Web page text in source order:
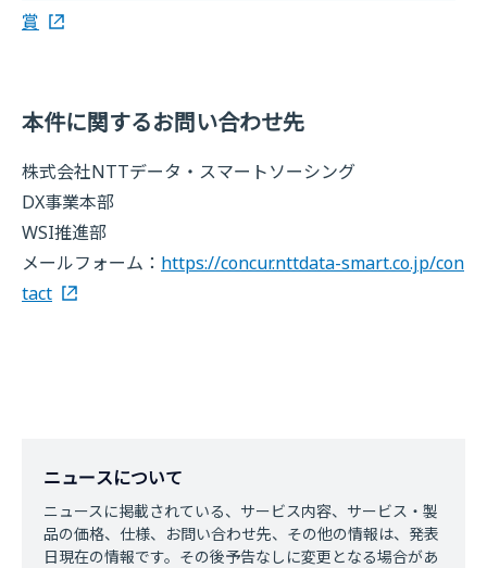
賞
本件に関するお問い合わせ先
株式会社NTTデータ・スマートソーシング
DX事業本部
WSI推進部
メールフォーム： https://concur.nttdata-smart.co.jp/con
tact
ニュースについて
ニュースに掲載されている、サービス内容、サービス・製
品の価格、仕様、お問い合わせ先、その他の情報は、発表
日現在の情報です。その後予告なしに変更となる場合があ